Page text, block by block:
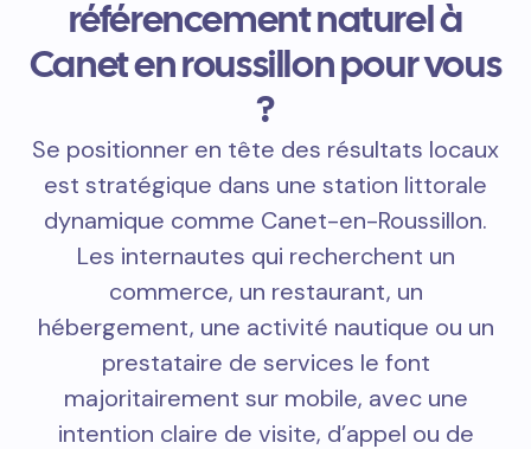
référencement naturel à
Canet en roussillon pour vous
?
Se positionner en tête des résultats locaux
est stratégique dans une station littorale
dynamique comme Canet-en-Roussillon.
Les internautes qui recherchent un
commerce, un restaurant, un
hébergement, une activité nautique ou un
prestataire de services le font
majoritairement sur mobile, avec une
intention claire de visite, d’appel ou de